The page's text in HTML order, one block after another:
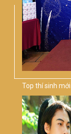
Top thí sinh
Bolero Việt